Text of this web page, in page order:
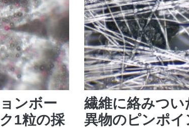
ンボー
1粒の採
繊維に絡みつい
異物のピンポイ